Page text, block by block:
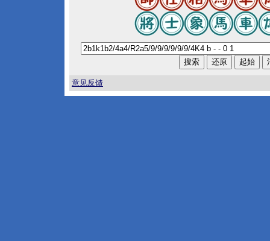
意见反馈